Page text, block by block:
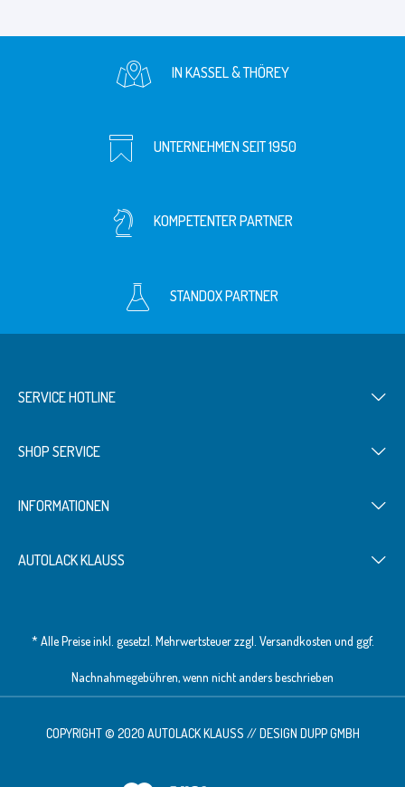
IN KASSEL & THÖREY
UNTERNEHMEN SEIT 1950
KOMPETENTER PARTNER
STANDOX PARTNER
SERVICE HOTLINE
SHOP SERVICE
INFORMATIONEN
AUTOLACK KLAUSS
* Alle Preise inkl. gesetzl. Mehrwertsteuer zzgl. Versandkosten und ggf.
Nachnahmegebühren, wenn nicht anders beschrieben
COPYRIGHT © 2020 AUTOLACK KLAUSS // DESIGN DUPP GMBH